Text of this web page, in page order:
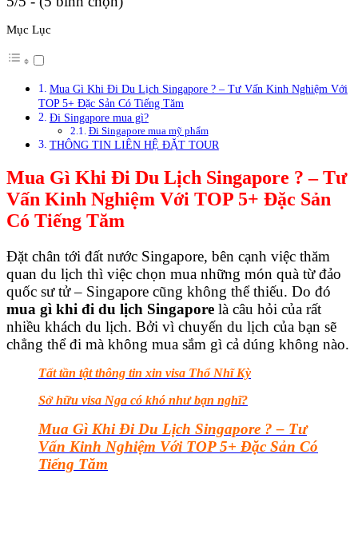
Mục Lục
Mua Gì Khi Đi Du Lịch Singapore ? – Tư Vấn Kinh Nghiệm Với
TOP 5+ Đặc Sản Có Tiếng Tăm
Đi Singapore mua gì?
Đi Singapore mua mỹ phẩm
THÔNG TIN LIÊN HỆ ĐẶT TOUR
Mua Gì Khi Đi Du Lịch Singapore ? – Tư
Vấn Kinh Nghiệm Với TOP 5+ Đặc Sản
Có Tiếng Tăm
Đặt chân tới đất nước Singapore, bên cạnh việc thăm
quan du lịch thì việc chọn mua những món quà từ đảo
quốc sư tử – Singapore cũng không thể thiếu. Do đó
mua gì khi đi du lịch Singapore là câu hỏi của rất
nhiều khách du lịch. Bởi vì chuyến du lịch của bạn sẽ
chẳng thể đi mà không mua sắm gì cả dúng không nào.
Tất tần tật thông tin xin visa Thổ Nhĩ Kỳ
Sở hữu visa Nga có khó như bạn nghĩ?
Mua Gì Khi Đi Du Lịch Singapore ? – Tư
Vấn Kinh Nghiệm Với TOP 5+ Đặc Sản Có
Tiếng Tăm